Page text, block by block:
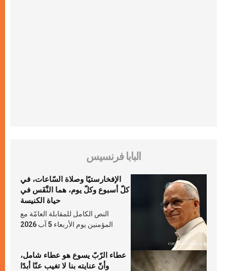
البابا فرنسيس
الإفخارستيّا وصلاة السّاعات، في
كلّ أسبوع وكلّ يوم، هما النَّفَس في
حياة الكنيسة
النص الكامل للمقابلة العامّة مع
المؤمنين يوم الأربعاء 5 آب 2026
عطاء الرّبّ يسوع هو عطاء شامل،
وأنّ عنايته بنا لا تغيب عنّا أبدًا